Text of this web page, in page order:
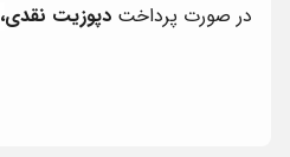
در صورت پرداخت دپوزیت نقدی،